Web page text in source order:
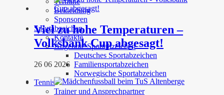
Bekleidung
Sponsoren
Sportabzeichen
Kontakte
Angebote Sportabzeichen
Deutsches Sportabzeichen
Familiensportabzeichen
Norwegische Sportabzeichen
Tennis
Trainer und Ansprechpartner
Viel zu hohe Temperaturen –
Volksbank Cup abgesagt!
26 06 2026